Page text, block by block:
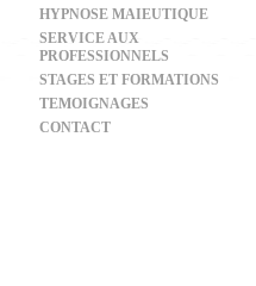
HYPNOSE MAIEUTIQUE
SERVICE AUX
PROFESSIONNELS
STAGES ET FORMATIONS
TEMOIGNAGES
CONTACT